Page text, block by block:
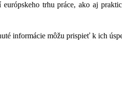
trhu práce, ako aj
informácie môžu prispieť k ich